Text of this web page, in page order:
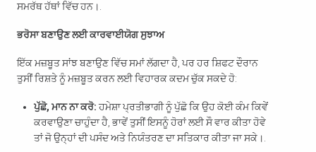
ਸਮਰੱਥ ਹੱਥਾਂ ਵਿੱਚ ਹਨ।.
ਭਰੋਸਾ ਬਣਾਉਣ ਲਈ ਕਾਰਵਾਈਯੋਗ ਸੁਝਾਅ
ਇੱਕ ਮਜ਼ਬੂਤ ਸਾਂਝ ਬਣਾਉਣ ਵਿੱਚ ਸਮਾਂ ਲੱਗਦਾ ਹੈ, ਪਰ ਹਰ ਸ਼ਿਫਟ ਦੌਰਾਨ
ਤੁਸੀਂ ਰਿਸ਼ਤੇ ਨੂੰ ਮਜ਼ਬੂਤ ਕਰਨ ਲਈ ਵਿਹਾਰਕ ਕਦਮ ਚੁੱਕ ਸਕਦੇ ਹੋ:
ਪੁੱਛੋ, ਮਾਨ ਨਾ ਕਰੋ:ਹਮੇਸ਼ਾ ਪ੍ਰਤੀਭਾਗੀ ਨੂੰ ਪੁੱਛੋ ਕਿ ਉਹ ਕੋਈ ਕੰਮ ਕਿਵੇਂ
ਕਰਵਾਉਣਾ ਚਾਹੁੰਦਾ ਹੈ, ਭਾਵੇਂ ਤੁਸੀਂ ਇਸਨੂੰ ਹੋਰਾਂ ਲਈ ਸੌ ਵਾਰ ਕੀਤਾ ਹੋਵੇ
ਤਾਂ ਜੋ ਉਨ੍ਹਾਂ ਦੀ ਪਸੰਦ ਅਤੇ ਨਿਯੰਤਰਣ ਦਾ ਸਤਿਕਾਰ ਕੀਤਾ ਜਾ ਸਕੇ।.
ਸੇਵਾ ਪ੍ਰਦਾਨ ਕਰਦੇ ਹਾਂ।.
ਖੋਜੋ